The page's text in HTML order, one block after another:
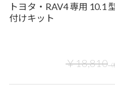
トヨタ・RAV4 専用 10.1
付けキット
￥18,810（